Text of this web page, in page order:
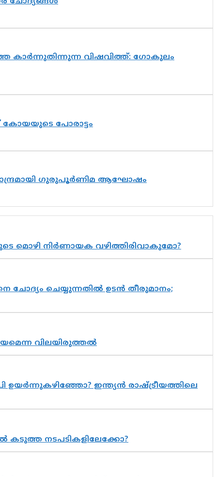
കാർന്നുതിന്നുന്ന വിഷവിത്ത്: ഗോകുലം
കോയയുടെ പോരാട്ടം
ഗുരുപൂർണിമ ആഘോഷം
മൊഴി നിർണായക വഴിത്തിരിവാകുമോ?
ചെയ്യുന്നതിൽ ഉടൻ തീരുമാനം;
വിലയിരുത്തൽ
ഉയർന്നുകഴിഞ്ഞോ? ഇന്ത്യൻ രാഷ്ട്രീയത്തിലെ
നടപടികളിലേക്കോ?